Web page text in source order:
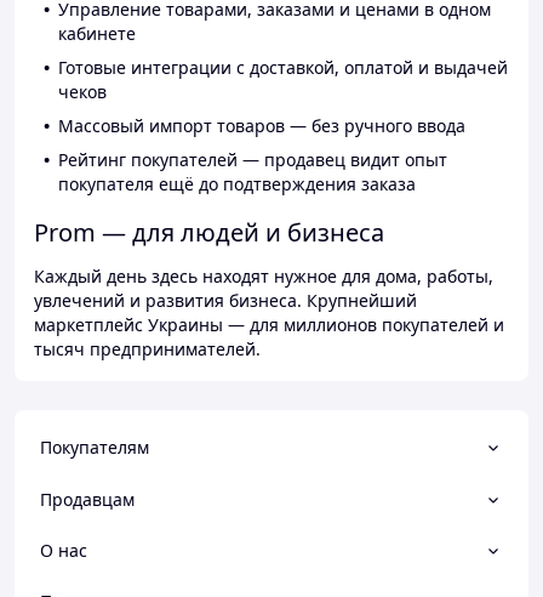
Управление товарами, заказами и ценами в одном
кабинете
Готовые интеграции с доставкой, оплатой и выдачей
чеков
Массовый импорт товаров — без ручного ввода
Рейтинг покупателей — продавец видит опыт
покупателя ещё до подтверждения заказа
Prom — для людей и бизнеса
Каждый день здесь находят нужное для дома, работы,
увлечений и развития бизнеса. Крупнейший
маркетплейс Украины — для миллионов покупателей и
тысяч предпринимателей.
Покупателям
Продавцам
О нас